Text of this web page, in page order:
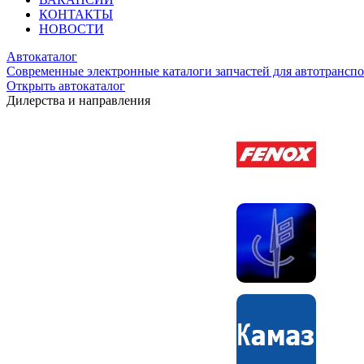
КОНТАКТЫ
НОВОСТИ
Автокаталог
Современные электронные каталоги запчастей для
Открыть автокаталог
Дилерства и направления